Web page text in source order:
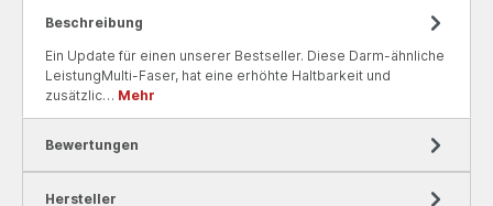
Beschreibung
Ein Update für einen unserer Bestseller. Diese Darm-ähnliche
LeistungMulti-Faser, hat eine erhöhte Haltbarkeit und
zusätzlic… Mehr
Bewertungen
Hersteller